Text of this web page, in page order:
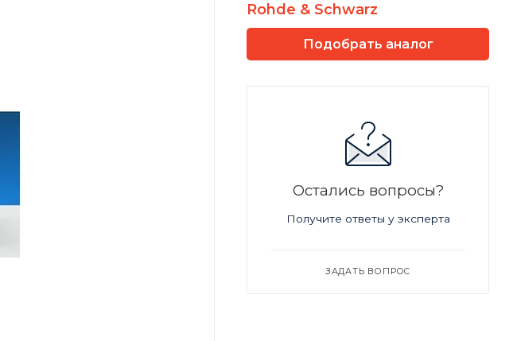
Rohde & Schwarz
Подобрать аналог
Остались вопросы?
Получите ответы у эксперта
ЗАДАТЬ ВОПРОС